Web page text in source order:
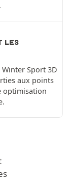
LES
Sport 3D
aux points
optimisation